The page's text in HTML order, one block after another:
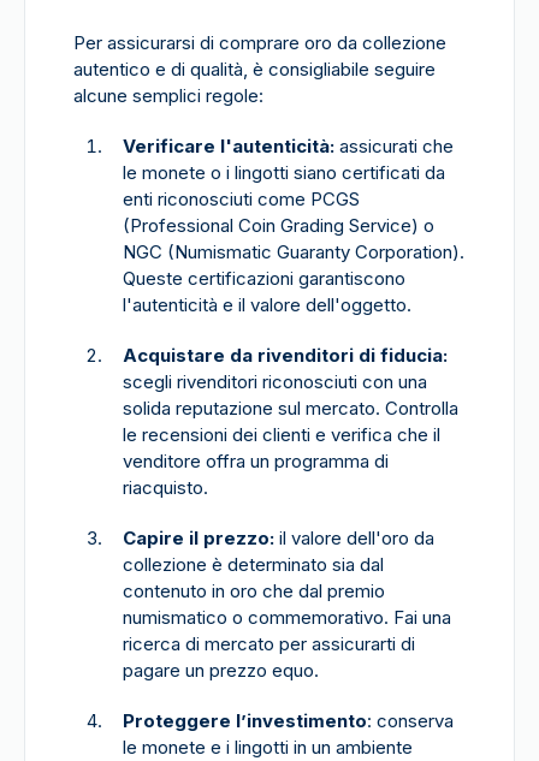
Per assicurarsi di comprare oro da collezione
autentico e di qualità, è consigliabile seguire
alcune semplici regole:
Verificare l'autenticità: assicurati che
le monete o i lingotti siano certificati da
enti riconosciuti come PCGS
(Professional Coin Grading Service) o
NGC (Numismatic Guaranty Corporation).
Queste certificazioni garantiscono
l'autenticità e il valore dell'oggetto.
Acquistare da rivenditori di fiducia:
scegli rivenditori riconosciuti con una
solida reputazione sul mercato. Controlla
le recensioni dei clienti e verifica che il
venditore offra un programma di
riacquisto.
Capire il prezzo: il valore dell'oro da
collezione è determinato sia dal
contenuto in oro che dal premio
numismatico o commemorativo. Fai una
ricerca di mercato per assicurarti di
pagare un prezzo equo.
Proteggere l’investimento: conserva
le monete e i lingotti in un ambiente